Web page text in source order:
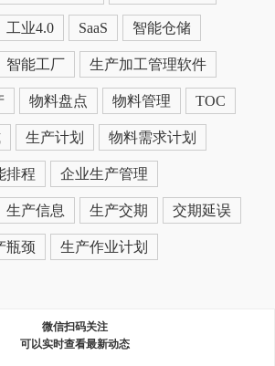
工业4.0 SaaS 智能仓储
智能工厂 生产加工管理软件
物料盘点 物料管理 TOC
生产计划 物料需求计划
排程 企业生产管理
生产信息 生产交期 交期延误
瓶颈 生产作业计划
微信扫码关注
可以实时查看最新动态